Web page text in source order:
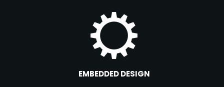
EMBEDDED DESIGN